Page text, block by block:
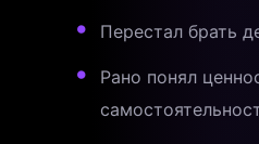
Перестал брать
Рано понял